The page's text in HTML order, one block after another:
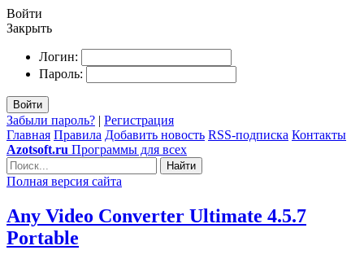
Войти
Закрыть
Логин:
Пароль:
Войти
Забыли пароль? | Регистрация
Главная Правила Добавить новость RSS-подписка Контакты
Azotsoft.ru Программы для всех
Найти
Полная версия сайта
Any Video Converter Ultimate 4.5.7
Portable